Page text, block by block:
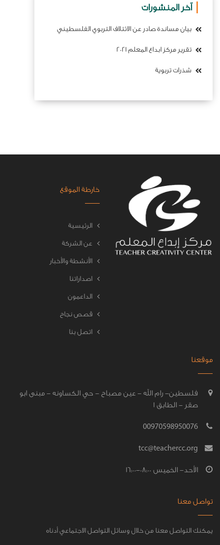
آخر المنشورات
بيان مساندة صادر عن الائتلاف التربوي الفلسطيني
تقرير مركز ابداع المعلم 2021
شذرات تربوية
خارطة الموقع
الرئيسية
عن الشركة
الأنشطة والأخبار
اصداراتنا
الداعمون
قصص نجاح
اتصل بنا
موقعنا
فلسطين- رام الله - عين مصباح - حي الكساونه - مبنى ابو
صقر - الطابق 1
00970598950076
tcc@teachercc.org
الأحد- الخميس 08:00-16:00
تواصل معنا
يمكنك التواصل معنا من خلال وسائل التواصل الاجتماعي أدناه